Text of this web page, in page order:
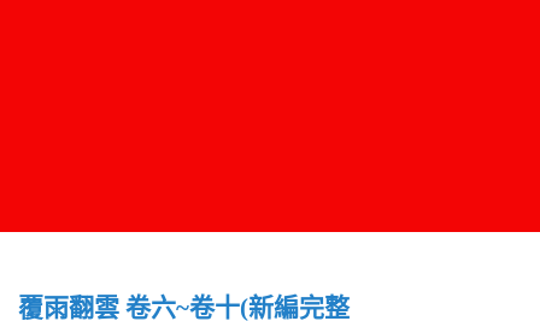
覆雨翻雲 卷六~卷十(新編完整